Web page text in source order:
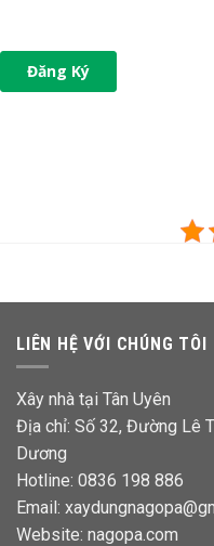
LIÊN HỆ VỚI CHÚNG TÔI
Xây nhà tại Tân Uyên
Địa chỉ: Số 32, Đường Lê
Dương
Hotline: 0836 198 886
Email:
Website: nagopa.com